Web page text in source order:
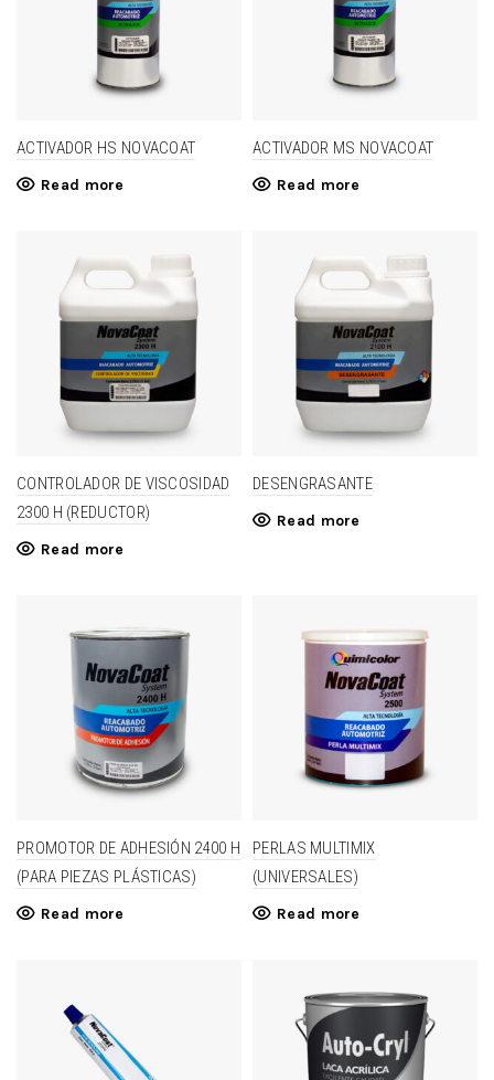
ACTIVADOR HS NOVACOAT
Read more
ACTIVADOR MS NOVACOAT
Read more
CONTROLADOR DE VISCOSIDAD
2300 H (REDUCTOR)
Read more
DESENGRASANTE
Read more
PROMOTOR DE ADHESIÓN 2400 H
(PARA PIEZAS PLÁSTICAS)
Read more
PERLAS MULTIMIX
(UNIVERSALES)
Read more